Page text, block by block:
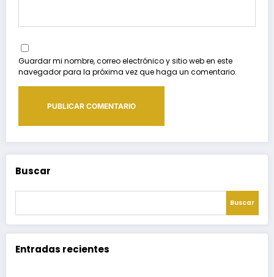
Guardar mi nombre, correo electrónico y sitio web en este
navegador para la próxima vez que haga un comentario.
Buscar
Buscar
Entradas recientes